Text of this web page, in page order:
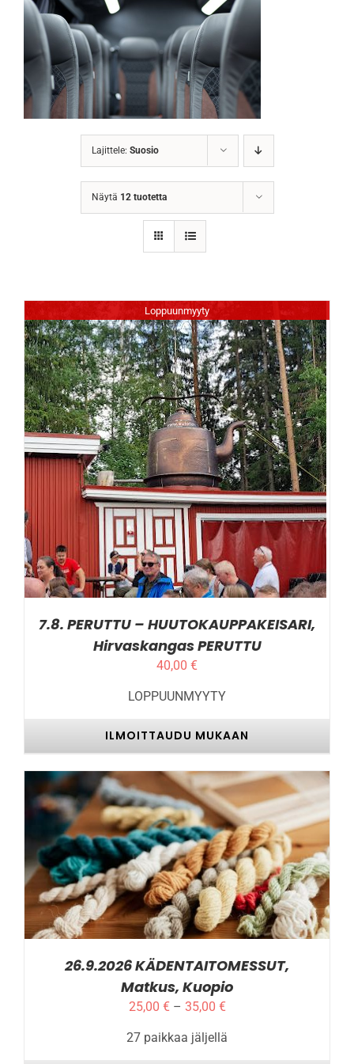
Lajittele: Suosio
Näytä 12 tuotetta
Loppuunmyyty
LISÄTIEDOT
7.8. PERUTTU – HUUTOKAUPPAKEISARI,
Hirvaskangas PERUTTU
40,00 €
LOPPUUNMYYTY
ILMOITTAUDU MUKAAN
ILMOITTAUDU MUKAAN TÄLLÄ
TUOTTEELLA
ON
USEAMPI
MUUNNELMA.
VOIT
VALINNAT
SIVULLA.
/ LISÄTIEDOT
26.9.2026 KÄDENTAITOMESSUT,
Matkus, Kuopio
25,00 € – 35,00 €Hintaluokka:
-
27 paikkaa jäljellä